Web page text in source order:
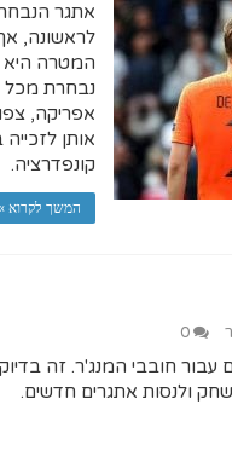
אתגר
לראשונה,
המטרה היא
נבחרת מכל
אפריקה,
אותן
קונפדרציה.
המשך לקרוא
0
חובבי המנג'ר. זה
ולנסות אתגרים חדשים.